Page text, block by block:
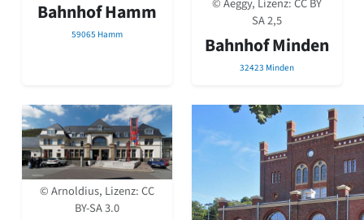
Historismus
Klassizismus
Vorromanik
Römische Antike
Über uns
Über baukunst-nrw
Fachbeirat
Bahnhof Hamm
59065 Hamm
© Aeggy, Lizenz:CC BY
SA 2,5
Bahnhof Minden
32423 Minden
© Arnoldius, Lizenz:CC
BY-SA 3.0